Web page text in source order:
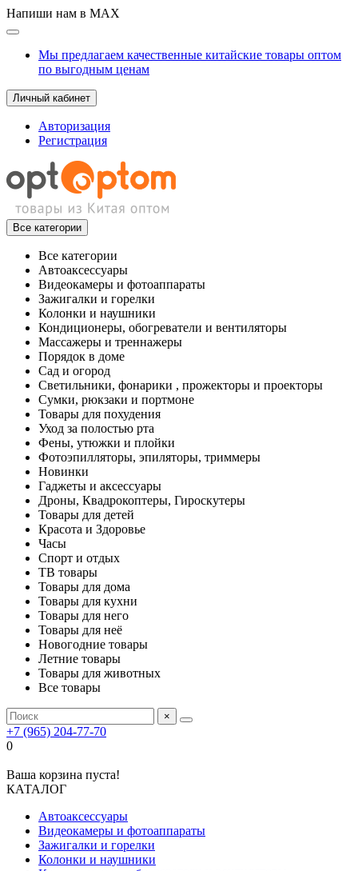
Напиши нам в MAX
Мы предлагаем качественные китайские товары оптом
по выгодным ценам
Личный кабинет
Авторизация
Регистрация
Все категории
Все категории
Автоаксессуары
Видеокамеры и фотоаппараты
Зажигалки и горелки
Колонки и наушники
Кондиционеры, обогреватели и вентиляторы
Массажеры и треннажеры
Порядок в доме
Сад и огород
Светильники, фонарики , прожекторы и проекторы
Сумки, рюкзаки и портмоне
Товары для похудения
Уход за полостью рта
Фены, утюжки и плойки
Фотоэпилляторы, эпиляторы, триммеры
Новинки
Гаджеты и аксессуары
Дроны, Квадрокоптеры, Гироскутеры
Товары для детей
Красота и Здоровье
Часы
Спорт и отдых
ТВ товары
Товары для дома
Товары для кухни
Товары для него
Товары для неё
Новогодние товары
Летние товары
Товары для животных
Все товары
×
+7 (965) 204-77-70
0
Ваша корзина пуста!
КАТАЛОГ
Автоаксессуары
Видеокамеры и фотоаппараты
Зажигалки и горелки
Колонки и наушники